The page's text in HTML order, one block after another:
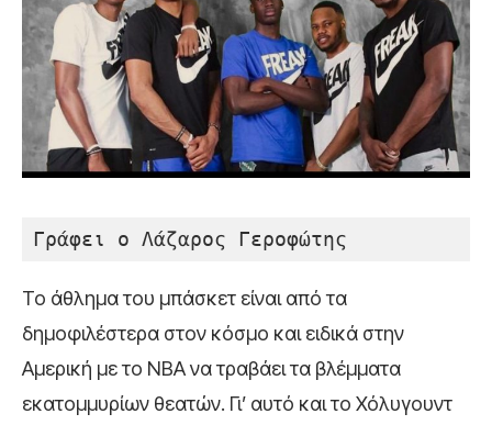
Γράφει ο Λάζαρος Γεροφώτης
Το άθλημα του μπάσκετ είναι από τα
δημοφιλέστερα στον κόσμο και ειδικά στην
Αμερική με το NBA να τραβάει τα βλέμματα
εκατομμυρίων θεατών. Γι’ αυτό και το Χόλυγουντ